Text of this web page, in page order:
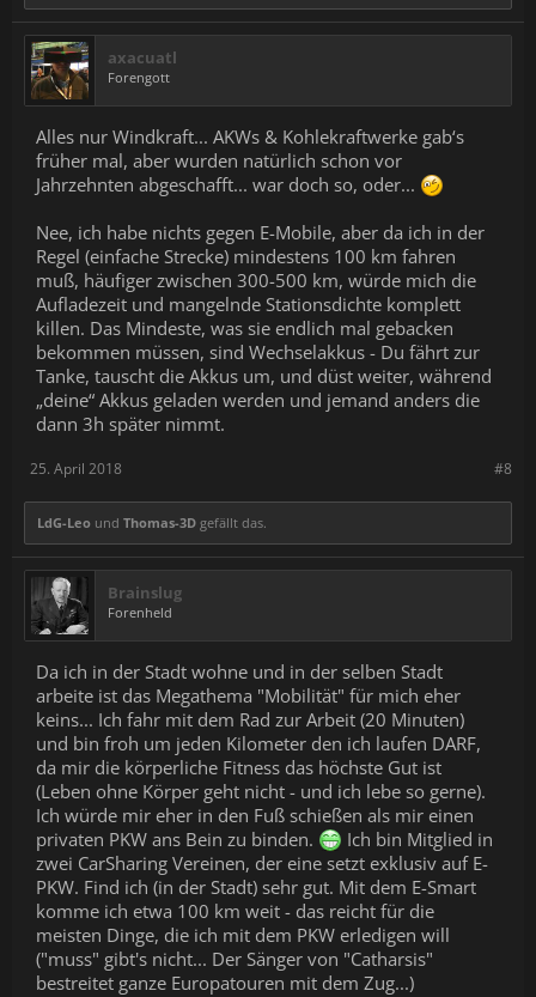
axacuatl
Forengott
Alles nur Windkraft... AKWs & Kohlekraftwerke gab‘s
früher mal, aber wurden natürlich schon vor
Jahrzehnten abgeschafft... war doch so, oder...
Nee, ich habe nichts gegen E-Mobile, aber da ich in der
Regel (einfache Strecke) mindestens 100 km fahren
muß, häufiger zwischen 300-500 km, würde mich die
Aufladezeit und mangelnde Stationsdichte komplett
killen. Das Mindeste, was sie endlich mal gebacken
bekommen müssen, sind Wechselakkus - Du fährt zur
Tanke, tauscht die Akkus um, und düst weiter, während
„deine“ Akkus geladen werden und jemand anders die
dann 3h später nimmt.
#8
25. April 2018
LdG-Leo und Thomas-3D gefällt das.
Brainslug
Forenheld
Da ich in der Stadt wohne und in der selben Stadt
arbeite ist das Megathema "Mobilität" für mich eher
keins... Ich fahr mit dem Rad zur Arbeit (20 Minuten)
und bin froh um jeden Kilometer den ich laufen DARF,
da mir die körperliche Fitness das höchste Gut ist
(Leben ohne Körper geht nicht - und ich lebe so gerne).
Ich würde mir eher in den Fuß schießen als mir einen
privaten PKW ans Bein zu binden.
Ich bin Mitglied in
zwei CarSharing Vereinen, der eine setzt exklusiv auf E-
PKW. Find ich (in der Stadt) sehr gut. Mit dem E-Smart
komme ich etwa 100 km weit - das reicht für die
meisten Dinge, die ich mit dem PKW erledigen will
("muss" gibt's nicht... Der Sänger von "Catharsis"
bestreitet ganze Europatouren mit dem Zug...)